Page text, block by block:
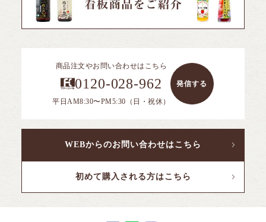
商品注文やお問い合わせはこちら
0120-028-962
平日AM8:30〜PM5:30（日・祝休）
発信する
WEBからのお問い合わせはこちら
初めて購入される方はこちら